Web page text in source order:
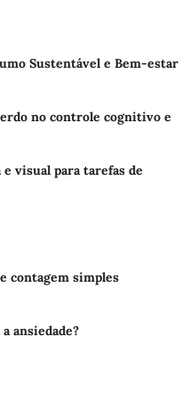
Sustentável e Bem-estar
no controle cognitivo e
visual para tarefas de
contagem simples
ansiedade?